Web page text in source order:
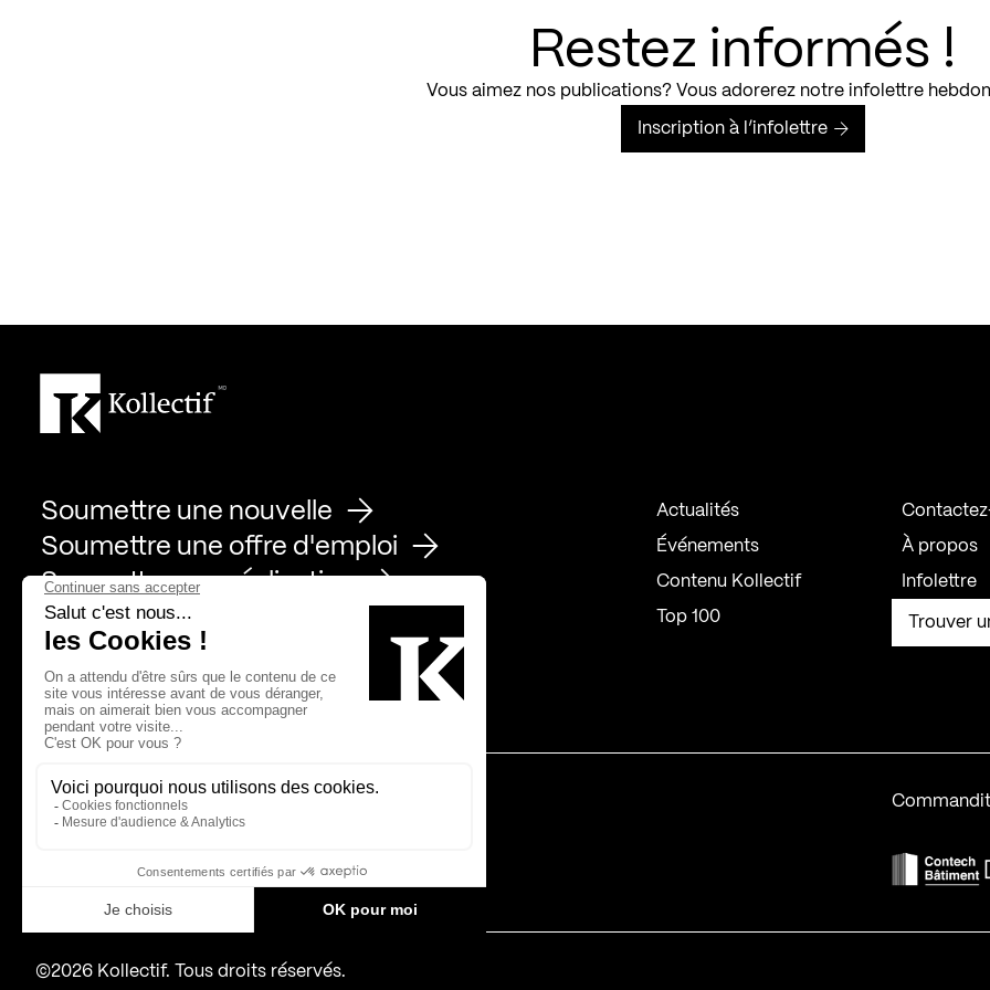
Restez informés !
Vous aimez nos publications? Vous adorerez notre infolettre
Inscription à l’infolettre
Soumettre une nouvelle
Soumettre une offre d'emploi
Soumettre une réalisation
Actualités
Événements
Contenu Kollectif
Top 100
À propos
Infolettre
Trouver
Page Facebook de Kollectif
Page Instagram de Kollectif
Page Linkedin de Kollectif
Partenaires
Bâtiment-Durable-Québec-1
Esquisses-1 MP-1
©2026 Kollectif. Tous droits réservés.